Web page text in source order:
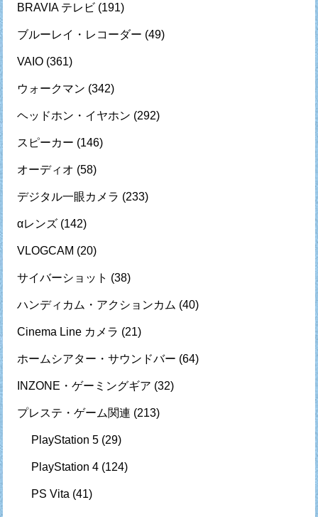
BRAVIA テレビ (191)
ブルーレイ・レコーダー (49)
VAIO (361)
ウォークマン (342)
ヘッドホン・イヤホン (292)
スピーカー (146)
オーディオ (58)
デジタル一眼カメラ (233)
αレンズ (142)
VLOGCAM (20)
サイバーショット (38)
ハンディカム・アクションカム (40)
Cinema Line カメラ (21)
ホームシアター・サウンドバー (64)
INZONE・ゲーミングギア (32)
プレステ・ゲーム関連 (213)
PlayStation 5 (29)
PlayStation 4 (124)
PS Vita (41)